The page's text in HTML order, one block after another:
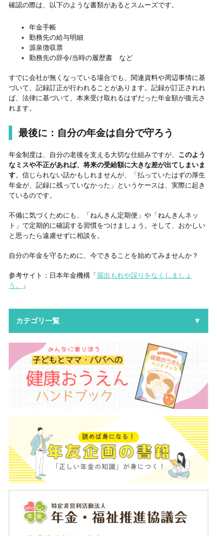
確認の際は、以下のような書類があるとスムーズです。
年金手帳
勤務先の給与明細
源泉徴収票
勤務先の辞令/当時の履歴書 など
すでに会社が無くなっている場合でも、関連資料や周辺事情に基
づいて、記録訂正が行われることがあります。記録が訂正されれ
ば、法律に基づいて、本来受け取れるはずだった年金額が復元さ
れます。
最後に：自分の年金は自分で守ろう
年金制度は、自分の老後を支える大切な仕組みですが、 このよう
なミスや不正があれば、将来の受給額に大きな差が出てしまいま
す。信じられない話かもしれませんが、「払っていたはずの厚生
年金が、記録に残っていなかった」というケースは、実際に起き
ているのです。
不備に気づくためにも、「ねんきん定期便」や「ねんきんネッ
ト」で定期的に確認する習慣をつけましょう。そして、おかしい
と思ったら遠慮せずに相談を。
自分の年金を守るために、今できることを始めてみませんか？
参考サイト：日本年金機構「 届出もれや誤りをなくしましょ
う。
」
カテゴリ一覧